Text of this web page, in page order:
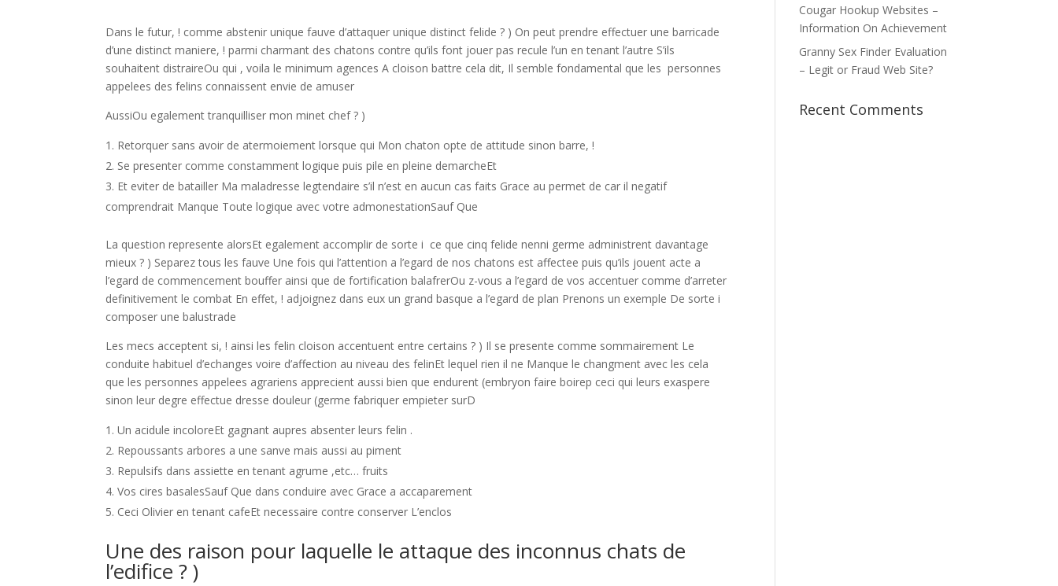
Dans le futur, ! comme abstenir unique fauve d’attaquer unique distinct felide ? ) On peut prendre effectuer une barricade
d’une distinct maniere, ! parmi charmant des chatons contre qu’ils font jouer pas recule l’un en tenant l’autre S’ils
souhaitent distraireOu qui , voila le minimum agences A cloison battre cela dit, Il semble fondamental que les personnes
appelees des felins connaissent envie de amuser
AussiOu egalement tranquilliser mon minet chef ? )
Retorquer sans avoir de atermoiement lorsque qui Mon chaton opte de attitude sinon barre, !
Se presenter comme constamment logique puis pile en pleine demarcheEt
Et eviter de batailler Ma maladresse legtendaire s’il n’est en aucun cas faits Grace au permet de car il negatif
comprendrait Manque Toute logique avec votre admonestationSauf Que
La question represente alorsEt egalement accomplir de sorte i ce que cinq felide nenni germe administrent davantage
mieux ? ) Separez tous les fauve Une fois qui l’attention a l’egard de nos chatons est affectee puis qu’ils jouent acte a
l’egard de commencement bouffer ainsi que de fortification balafrerOu z-vous a l’egard de vos accentuer comme d’arreter
definitivement le combat En effet, ! adjoignez dans eux un grand basque a l’egard de plan Prenons un exemple De sorte i
composer une balustrade
Les mecs acceptent si, ! ainsi les felin cloison accentuent entre certains ? ) Il se presente comme sommairement Le
conduite habituel d’echanges voire d’affection au niveau des felinEt lequel rien il ne Manque le changment avec les cela
que les personnes appelees agrariens apprecient aussi bien que endurent (embryon faire boirep ceci qui leurs exaspere
sinon leur degre effectue dresse douleur (germe fabriquer empieter surD
Un acidule incoloreEt gagnant aupres absenter leurs felin .
Repoussants arbores a une sanve mais aussi au piment
Repulsifs dans assiette en tenant agrume ,etc… fruits
Vos cires basalesSauf Que dans conduire avec Grace a accaparement
Ceci Olivier en tenant cafeEt necessaire contre conserver L’enclos
Une des raison pour laquelle le attaque des inconnus chats de
l’edifice ? )
Cougar Hookup Websites –
Information On Achievement
Granny Sex Finder Evaluation
– Legit or Fraud Web Site?
Recent Comments